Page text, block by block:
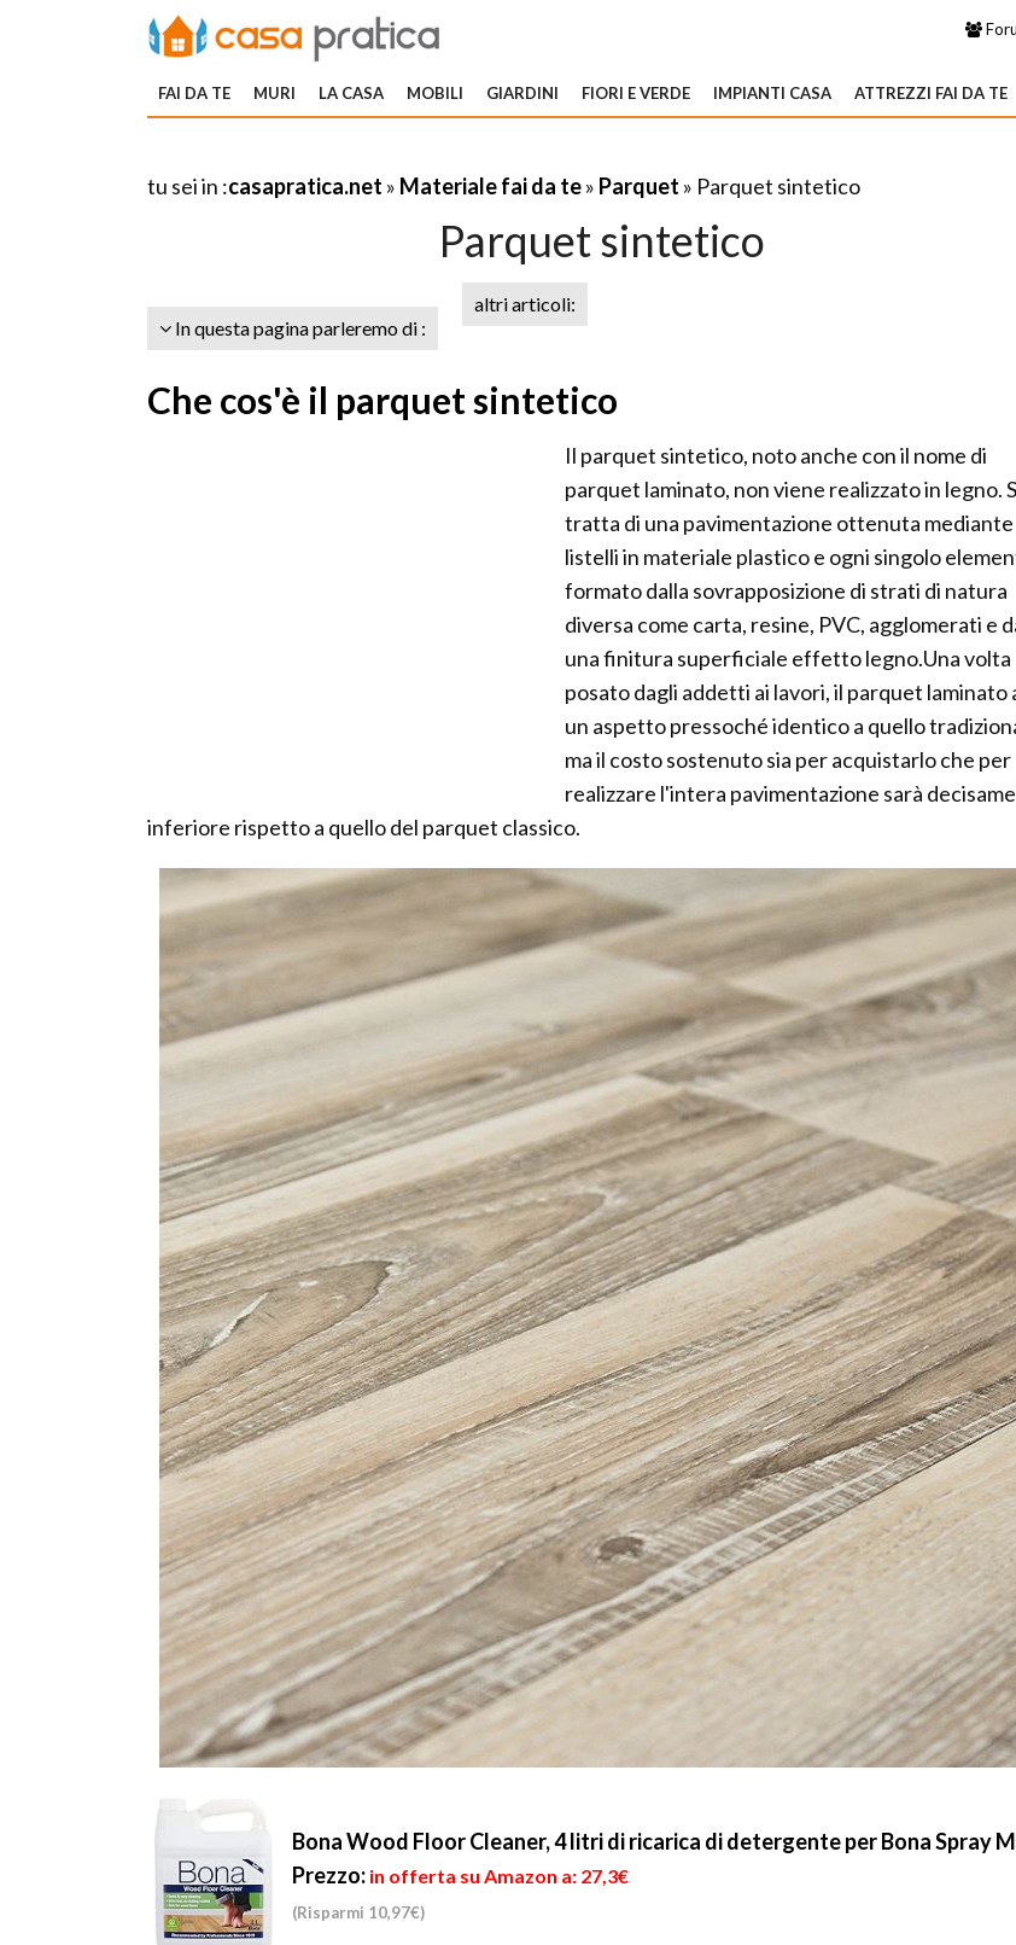
FAI DA TE MURI LA CASA MOBILI GIARDINI FIORI E VERDE IMPIANTI CASA ATTREZZI FAI DA TE
tu sei in :casapratica.net » Materiale fai da te» Parquet » Parquet sintetico
Parquet sintetico
In questa pagina parleremo di :
altri articoli:
Che cos'è il parquet sintetico
Il parquet sintetico, noto anche con il nome di
parquet laminato, non viene realizzato in legno.
tratta di una pavimentazione ottenuta mediante
listelli in materiale plastico e ogni singolo
formato dalla sovrapposizione di strati di natura
diversa come carta, resine, PVC, agglomerati e
una finitura superficiale effetto legno.Una volta
posato dagli addetti ai lavori, il parquet laminato
un aspetto pressoché identico a quello
ma il costo sostenuto sia per acquistarlo che per
realizzare l'intera pavimentazione sarà
inferiore rispetto a quello del parquet classico.
Bona Wood Floor Cleaner, 4 litri di ricarica di detergente per Bona Spray
Prezzo: in offerta su Amazon a: 27,3€
(Risparmi 10,97€)